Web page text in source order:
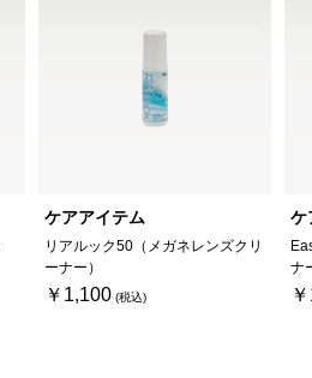
ケアアイテム
リアルック50（メガネレンズクリ
ーナー）
￥1,100
ケ
ナ